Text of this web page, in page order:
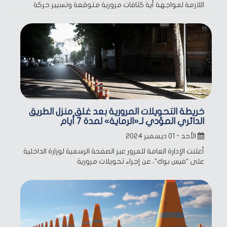
اللازمة لمواجهة أية كثافات مرورية متوقعة وتسيير حركة
خريطة التحويلات المرورية بعد غلق منزل الطريق
الدائري المؤدي لـ«الرماية» لمدة 7 أيام
الأحد - ٠١ ديسمبر ٢٠٢٤
أعلنت الإدارة العامة للمرور عبر الصفحة الرسمية لوزارة الداخلية
على “فيس بوك”، عن إجراء تحويلات مرورية